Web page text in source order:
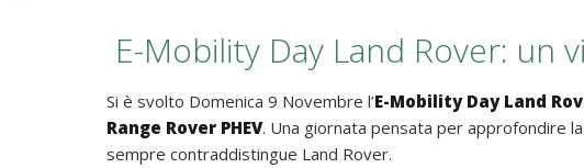
E-Mobility Day Land Rover: un
Si è svolto Domenica 9 Novembre l’E-Mobility Day Land
Range Rover PHEV. Una giornata pensata per approfondire
sempre contraddistingue Land Rover.